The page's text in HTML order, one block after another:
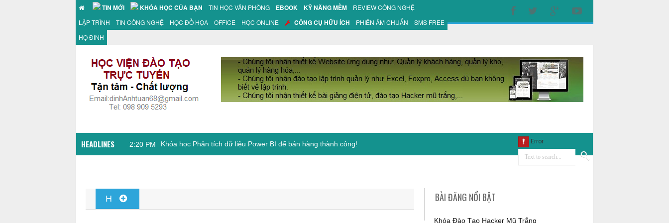
TIN MỚI KHÓA HỌC CỦA BẠN TIN HỌC VĂN PHÒNG EBOOK KỸ NĂNG MỀM
REVIEW CÔNG NGHỆ
LẬP TRÌNH
TIN CÔNG NGHỆ HỌC ĐỒ HỌA OFFICE HỌC ONLINE CÔNG CỤ HỮU ÍCH PHIÊN ÂM CHUẨN
SMS FREE
HỌ ĐINH
HEADLINES 11:
H BÀI ĐĂNG NỔI BẬT
Khóa Đào Tạo Hacker Mũ Trắng